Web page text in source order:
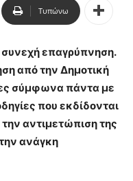
Τυπώνω
επαγρύπνηση.
από την Δημοτική
σύμφωνα πάντα με
που εκδίδονται
αντιμετώπιση της
ανάγκη